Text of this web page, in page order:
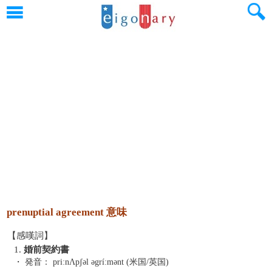
prenuptial agreement 意味
【感嘆詞】
1. 婚前契約書
・ 発音： priːnΛpʃəl əgríːmənt (米国/英国)